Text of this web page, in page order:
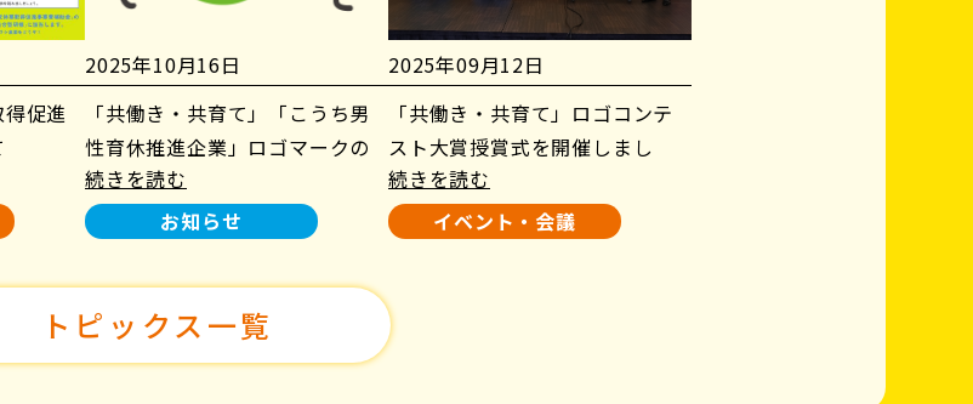
促進
2025年10月16日
「共働き・共育て」「こうち男
性育休推進企業」ロゴマークの
使用について
続きを読む
お知らせ
2025年09月12日
「共働き・共育て」ロゴコンテ
スト大賞授賞式を開催しまし
た！
続きを読む
イベント・会議
トピックス一覧